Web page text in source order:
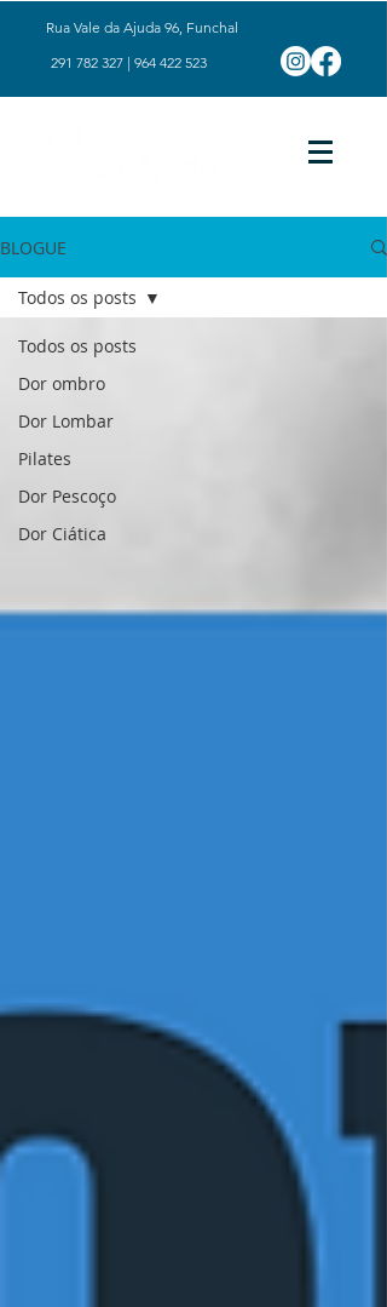
Rua Vale da Ajuda 96, Funchal
291 782 327 | 964 422 523
BLOGUE
Todos os posts
Dor ombro
Dor Lombar
Pilates
Dor Pescoço
Dor Ciática
Todos os posts